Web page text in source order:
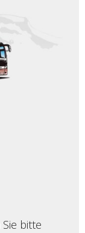
bitte